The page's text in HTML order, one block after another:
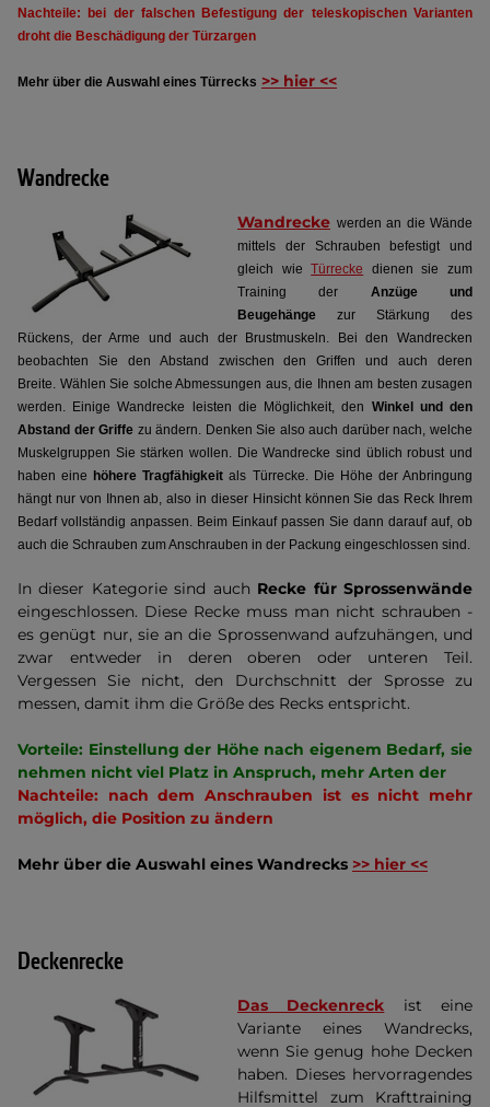
Nachteile: bei der falschen Befestigung der teleskopischen Varianten
droht die Beschädigung der Türzargen
Mehr über die Auswahl eines Türrecks >> hier <<
Wandrecke
Wandrecke werden an die Wände
mittels der Schrauben befestigt und
gleich wieTürrecke dienen sie zum
Training der Anzüge und
Beugehänge zur Stärkung des
Rückens, der Arme und auch der Brustmuskeln. Bei den Wandrecken
beobachten Sie den Abstand zwischen den Griffen und auch deren
Breite. Wählen Sie solche Abmessungen aus, die Ihnen am besten zusagen
werden. Einige Wandrecke leisten die Möglichkeit, den Winkel und den
Abstand der Griffe zu ändern. Denken Sie also auch darüber nach, welche
Muskelgruppen Sie stärken wollen. Die Wandrecke sind üblich robust und
haben eine höhere Tragfähigkeit als Türrecke. Die Höhe der Anbringung
hängt nur von Ihnen ab, also in dieser Hinsicht können Sie das Reck Ihrem
Bedarf vollständig anpassen. Beim Einkauf passen Sie dann darauf auf, ob
auch die Schrauben zum Anschrauben in der Packung eingeschlossen sind.
In dieser Kategorie sind auch Recke für Sprossenwände
eingeschlossen. Diese Recke muss man nicht schrauben -
es genügt nur, sie an die Sprossenwand aufzuhängen, und
zwar entweder in deren oberen oder unteren Teil.
Vergessen Sie nicht, den Durchschnitt der Sprosse zu
messen, damit ihm die Größe des Recks entspricht.
Vorteile: Einstellung der Höhe nach eigenem Bedarf, sie
nehmen nicht viel Platz in Anspruch, mehr Arten der
Nachteile: nach dem Anschrauben ist es nicht mehr
möglich, die Position zu ändern
Mehr über die Auswahl eines Wandrecks >> hier <<
Deckenrecke
Das Deckenreck ist eine
Variante eines Wandrecks,
wenn Sie genug hohe Decken
haben. Dieses hervorragendes
Hilfsmittel zum Krafttraining